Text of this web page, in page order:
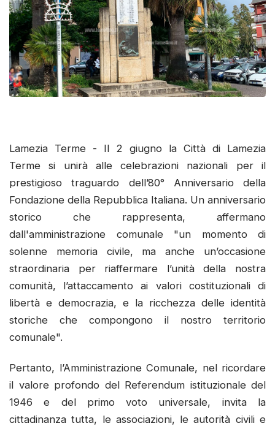
Lamezia Terme - Il 2 giugno la Città di Lamezia
Terme si unirà alle celebrazioni nazionali per il
prestigioso traguardo dell’80° Anniversario della
Fondazione della Repubblica Italiana. Un anniversario
storico che rappresenta, affermano
dall'amministrazione comunale "un momento di
solenne memoria civile, ma anche un’occasione
straordinaria per riaffermare l’unità della nostra
comunità, l’attaccamento ai valori costituzionali di
libertà e democrazia, e la ricchezza delle identità
storiche che compongono il nostro territorio
comunale".
Pertanto, l’Amministrazione Comunale, nel ricordare
il valore profondo del Referendum istituzionale del
1946 e del primo voto universale, invita la
cittadinanza tutta, le associazioni, le autorità civili e